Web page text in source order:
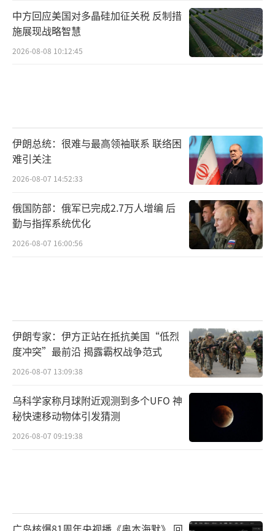
中方回应美国对多晶硅加征关税 反制措
施展现战略智慧
2026-08-08 10:12:45
伊朗总统：很难与最高领袖联系 联络困
难引关注
2026-08-07 14:52:33
俄国防部：俄军已完成2.7万人增编 后
勤与指挥系统优化
2026-08-07 16:00:56
伊朗专家：伊方正站在抵抗美国“低烈
度冲突”最前沿 揭露霸权战争范式
2026-08-07 13:09:38
乌科学家称月球附近观测到多个UFO 神
秘快速移动物体引发猜测
2026-08-07 09:19:38